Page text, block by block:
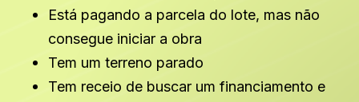
Está pagando a parcela do lote, mas não
consegue iniciar a obra
Tem um terreno parado
Tem receio de buscar um financiamento e